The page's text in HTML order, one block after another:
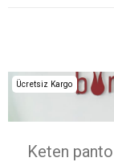
Ücretsiz Kargo